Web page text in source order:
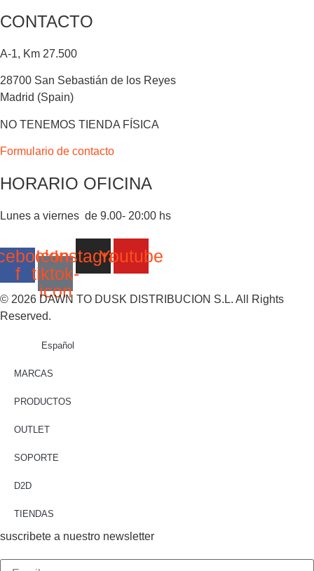
CONTACTO
A-1, Km 27.500
28700 San Sebastián de los Reyes
Madrid (Spain)
NO TENEMOS TIENDA FÍSICA
Formulario de contacto
HORARIO OFICINA
Lunes a viernes de 9.00- 20:00 hs
f
Icon-
tiktok-
icon
Instagram
Youtube
© 2026 DAWN TO DUSK DISTRIBUCION S.L. All Rights
Reserved.
Español
MARCAS
PRODUCTOS
OUTLET
SOPORTE
D2D
TIENDAS
suscribete a nuestro newsletter